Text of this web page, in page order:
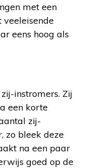
met een
veeleisende
eens hoog als
instromers. Zij
een korte
zij-
zo bleek deze
na een paar
goed op de